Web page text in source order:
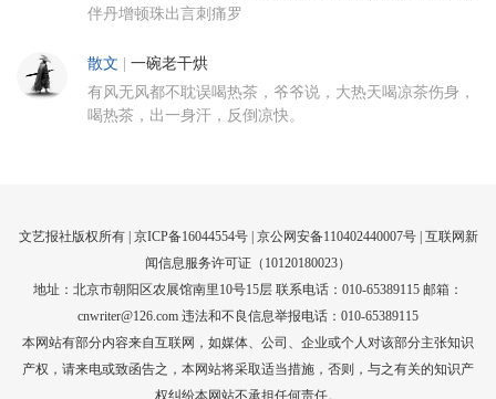
伴丹增顿珠出言刺痛罗
散文 一碗老干烘
有风无风都不耽误喝热茶，爷爷说，大热天喝凉茶伤身，
喝热茶，出一身汗，反倒凉快。
文艺报社版权所有 | 京ICP备16044554号| 京公网安备110402440007号 | 互联网新
闻信息服务许可证（10120180023）
地址：北京市朝阳区农展馆南里10号15层 联系电话：010-65389115 邮箱：
cnwriter@126.com 违法和不良信息举报电话：010-65389115
本网站有部分内容来自互联网，如媒体、公司、企业或个人对该部分主张知识
产权，请来电或致函告之，本网站将采取适当措施，否则，与之有关的知识产
权纠纷本网站不承担任何责任。